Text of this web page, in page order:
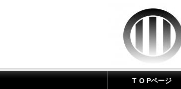
T O Pページ